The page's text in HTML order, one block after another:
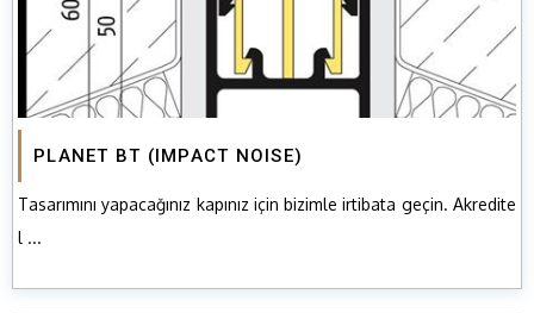
PLANET BT (IMPACT NOISE)
Tasarımını yapacağınız kapınız için bizimle irtibata geçin. Akredite
l ...